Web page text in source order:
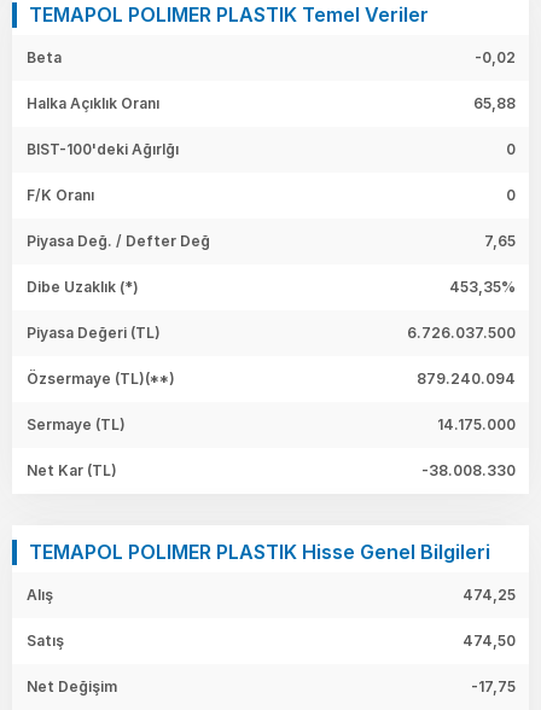
TEMAPOL POLIMER PLASTIK Temel Veriler
Beta -0,02
Halka Açıklık Oranı 65,88
BIST-100'deki Ağırlğı 0
F/K Oranı 0
Piyasa Değ. / Defter Değ 7,65
Dibe Uzaklık (*) 453,35%
Piyasa Değeri (TL) 6.726.037.500
Özsermaye (TL)(**) 879.240.094
Sermaye (TL) 14.175.000
Net Kar (TL) -38.008.330
TEMAPOL POLIMER PLASTIK Hisse Genel Bilgileri
Alış 474,25
Satış 474,50
Net Değişim -17,75